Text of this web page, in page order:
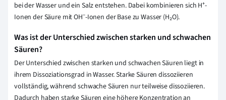
bei der Wasser und ein Salz entstehen. Dabei kombinieren sich H⁺-
Ionen der Säure mit OH⁻-Ionen der Base zu Wasser (H₂O).
Was ist der Unterschied zwischen starken und schwachen
Säuren?
Der Unterschied zwischen starken und schwachen Säuren liegt in
ihrem Dissoziationsgrad in Wasser. Starke Säuren dissoziieren
vollständig, während schwache Säuren nur teilweise dissoziieren.